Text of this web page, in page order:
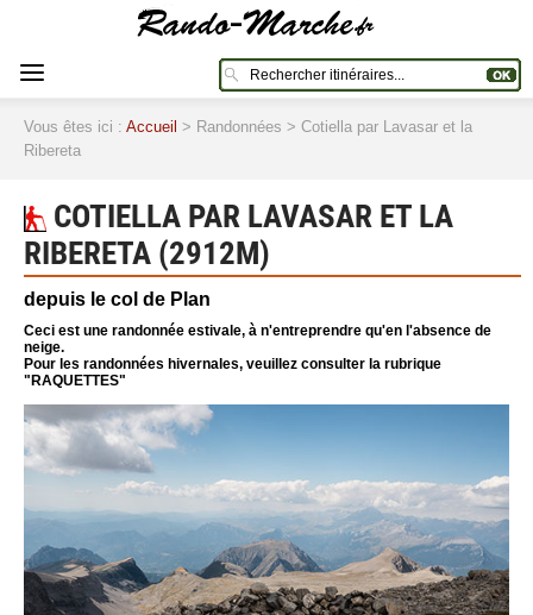
Vous êtes ici : Accueil > Randonnées > Cotiella par Lavasar et la
Ribereta
COTIELLA PAR LAVASAR ET LA
RIBERETA (2912M)
depuis le col de Plan
Ceci est une randonnée estivale, à n'entreprendre qu'en l'absence de
neige.
Pour les randonnées hivernales, veuillez consulter la rubrique
"RAQUETTES"